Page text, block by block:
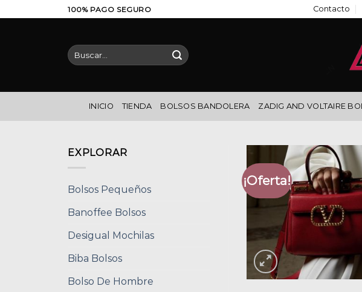
al
100% PAGO SEGURO Contacto
Buscar
por:
INICIO TIENDA BOLSOS BANDOLERA ZADIG AND VOLTAIRE
EXPLORAR
Bolsos Pequeños
Banoffee Bolsos
Desigual Mochilas
Biba Bolsos
Bolso De Hombre
¡Oferta!